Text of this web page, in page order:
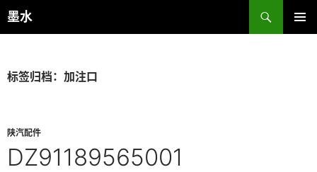
跳
至
墨水
搜
索
标签归档：加注口
陕汽配件
DZ91189565001